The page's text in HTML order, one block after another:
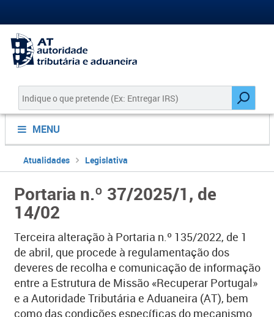
MENU
Atualidades Legislativa
Portaria n.º 37/2025/1, de
14/02
Terceira alteração à Portaria n.º 1​​35/2022, de 1
de abril, que procede à regulamentação dos
deveres de recolha e comunicação de informação
entre a Estrutura de Missão «Recuperar Portugal»
e a Autoridade Tributária e Aduaneira (AT), bem
como das condições específicas do mecanismo